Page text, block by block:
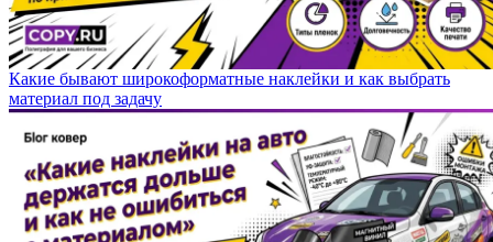
Какие бывают широкоформатные наклейки и как выбрать
материал под задачу